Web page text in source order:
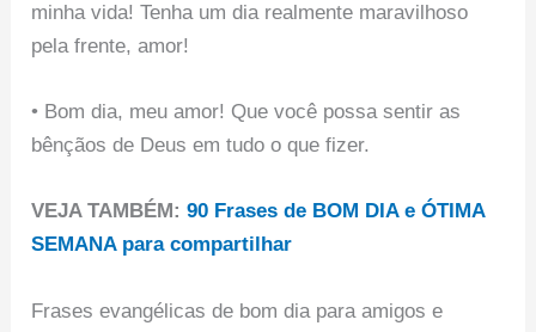
minha vida! Tenha um dia realmente maravilhoso
pela frente, amor!
• Bom dia, meu amor! Que você possa sentir as
bênçãos de Deus em tudo o que fizer.
VEJA TAMBÉM:90 Frases de BOM DIA e ÓTIMA
SEMANA para compartilhar
Frases evangélicas de bom dia para amigos e